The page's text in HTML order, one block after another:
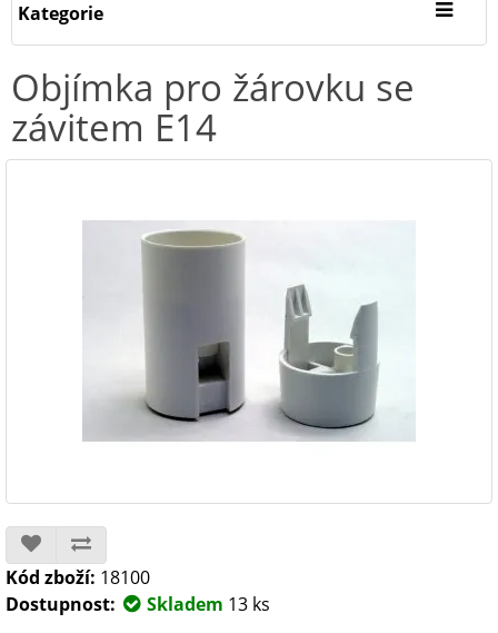
Kategorie
Objímka pro žárovku se
závitem E14
Kód zboží: 18100
Dostupnost:
Skladem 13 ks